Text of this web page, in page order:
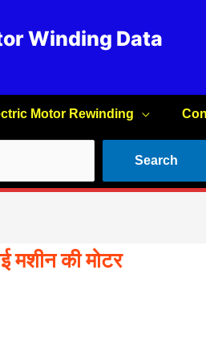
Winding Data
Motor Rewinding
Search
Search
की मोटर